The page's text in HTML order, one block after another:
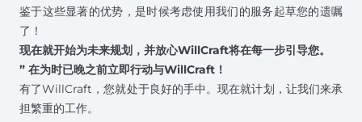
鉴于这些显著的优势，是时候考虑使用我们的服务起草您的遗嘱
了！
现在就开始为未来规划，并放心WillCraft将在每一步引导您。
” 在为时已晚之前立即行动与WillCraft！
有了WillCraft，您就处于良好的手中。现在就计划，让我们来承
担繁重的工作。